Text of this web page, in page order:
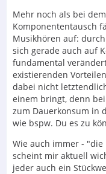
Mehr noch als bei
Komponententausch
Musikhören auf:
sich gerade auch auf
fundamental
existierenden
dabei nicht
einem bringt, denn
zum Dauerkonsum in
wie bspw. Du es zu
Wie auch immer -
scheint mir aktuell
jeder auch ein